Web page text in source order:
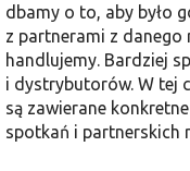
dbamy o to, aby było
z partnerami z danego
handlujemy. Bardziej
i dystrybutorów. W tej
są zawierane
spotkań i partnerskich